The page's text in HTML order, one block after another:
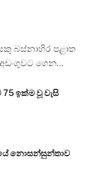
බස්නාහිර පළාත
ගෙන…
ඉක්ම වූ වැසි
නොසන්සුන්තාව